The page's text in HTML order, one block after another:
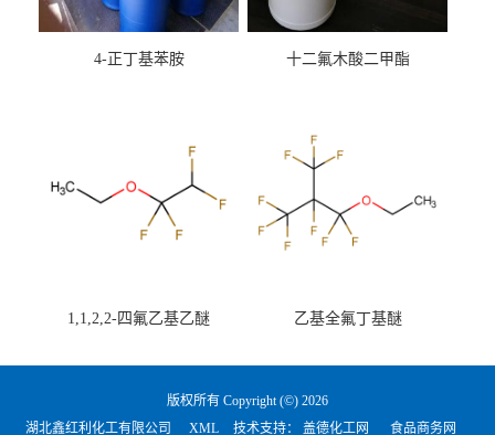
4-正丁基苯胺 十二氟木酸二甲酯
1,1,2,2-四氟乙基乙醚 乙基全氟丁基醚
版权所有 Copyright (©) 2026
湖北鑫红利化工有限公司
XML 技术支持： 盖德化工网 食品商务网